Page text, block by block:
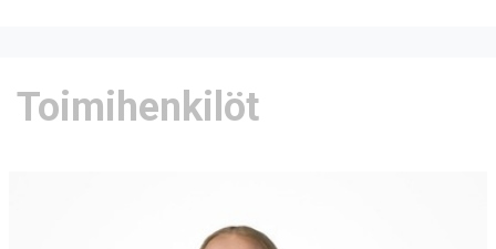
Toimihenkilöt